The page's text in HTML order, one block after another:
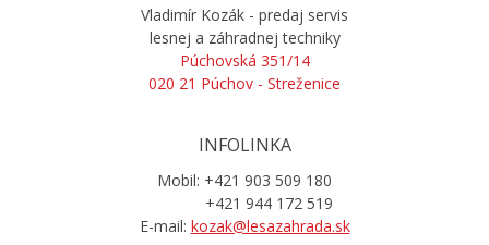
Vladimír Kozák - predaj servis
lesnej a záhradnej techniky
Púchovská 351/14
020 21 Púchov - Streženice
INFOLINKA
Mobil: +421 903 509 180
+421 944 172 519
E-mail: kozak@lesazahrada.sk